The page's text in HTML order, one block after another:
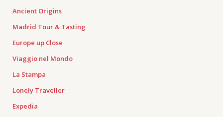
Ancient Origins
Madrid Tour & Tasting
Europe up Close
Viaggio nel Mondo
La Stampa
Lonely Traveller
Expedia